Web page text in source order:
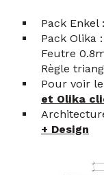
Pack Enkel
Pack Olika
Feutre
Règle
Pour voir
et Olika
+ Design